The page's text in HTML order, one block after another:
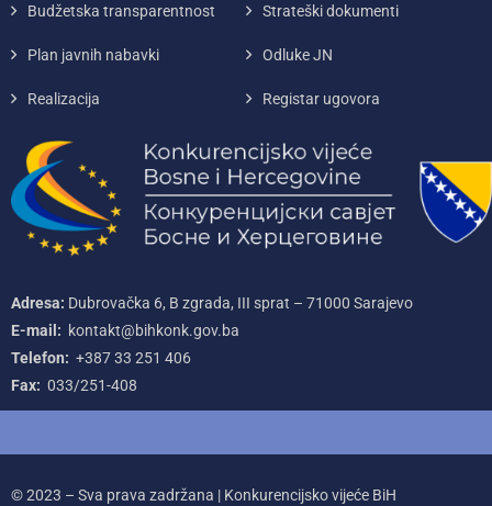
Budžetska transparentnost Strateški dokumenti
Plan javnih nabavki Odluke JN
Realizacija Registar ugovora
Adresa: Dubrovačka 6, B zgrada, III sprat – 71000‌ Sarajevo
E-mail: kontakt@bihkonk.gov.ba
Telefon: +387‌ 33‌ 251‌ 406
Fax: 033/251-408
© 2023 – Sva prava zadržana | Konkurencijsko vijeće BiH